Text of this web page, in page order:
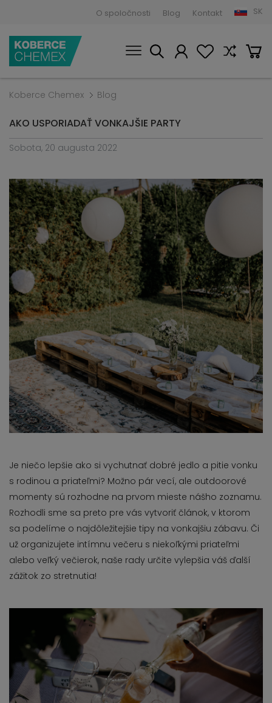
O spoločnosti Blog Kontakt SK
Koberce Chemex Blog
AKO USPORIADAŤ VONKAJŠIE PARTY
Sobota, 20 augusta 2022
Je niečo lepšie ako si vychutnať dobré jedlo a pitie vonku
s rodinou a priateľmi? Možno pár vecí, ale outdoorové
momenty sú rozhodne na prvom mieste nášho zoznamu.
Rozhodli sme sa preto pre vás vytvoriť článok, v ktorom
sa podelíme o najdôležitejšie tipy na vonkajšiu zábavu. Či
už organizujete intímnu večeru s niekoľkými priateľmi
alebo veľký večierok, naše rady určite vylepšia váš ďalší
zážitok zo stretnutia!